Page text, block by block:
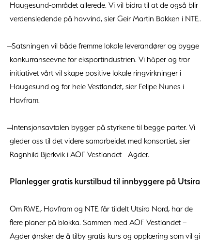
Haugesund-området allerede. Vi vil bidra til at de også blir
verdensledende på havvind, sier Geir Martin Bakken i NTE.
̶ Satsningen vil både fremme lokale leverandører og bygge
konkurranseevne for eksportindustrien. Vi håper og tror
initiativet vårt vil skape positive lokale ringvirkninger i
Haugesund og for hele Vestlandet, sier Felipe Nunes i
Havfram.
̶ Intensjonsavtalen bygger på styrkene til begge parter. Vi
gleder oss til det videre samarbeidet med konsortiet, sier
Ragnhild Bjerkvik i AOF Vestlandet - Agder.
Planlegger gratis kurstilbud til innbyggere på Utsira
Om RWE, Havfram og NTE får tildelt Utsira Nord, har de
flere planer på blokka. Sammen med AOF Vestlandet –
Agder ønsker de å tilby gratis kurs og opplæring som vil gi